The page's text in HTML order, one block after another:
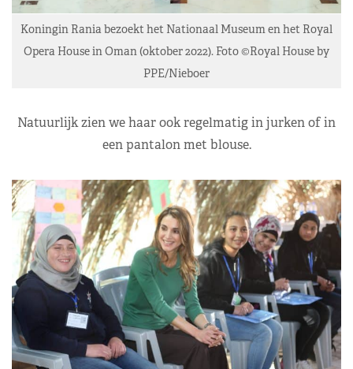
Koningin Rania bezoekt het Nationaal Museum en het Royal
Opera House in Oman (oktober 2022). Foto ©Royal House by
PPE/Nieboer
Natuurlijk zien we haar ook regelmatig in jurken of in
een pantalon met blouse.